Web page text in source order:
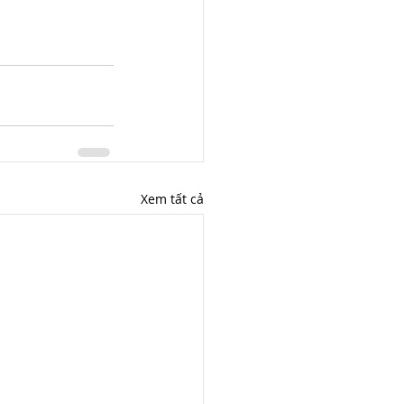
Xem tất cả